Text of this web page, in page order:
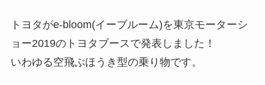
トヨタがe-bloom(イーブルーム)を東京モーターシ
ョー2019のトヨタブースで発表しました！
いわゆる空飛ぶほうき型の乗り物です。